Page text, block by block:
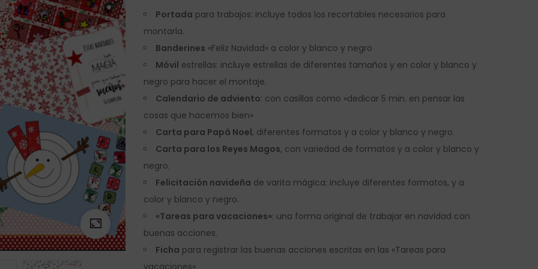
Portada para trabajos: incluye todos los recortables necesarios para
montarla.
Banderines «Feliz Navidad» a color y blanco y negro
Móvil estrellas: incluye estrellas de diferentes tamaños y en color y blanco y
negro para hacer el montaje.
Calendario de adviento: con casillas como «dedicar 5 min. en pensar las
cosas que hacemos bien»
Carta para Papá Noel, diferentes formatos y a color y blanco y negro.
Carta para los Reyes Magos, con variedad de formatos y a color y blanco y
negro.
Felicitación navideña de varita mágica: incluye diferentes formatos, y a
color y blanco y negro.
«Tareas para vacaciones»: una forma original de trabajar en navidad con
buenas acciones.
Ficha para registrar las buenas acciones escritas en las «Tareas para
vacaciones»